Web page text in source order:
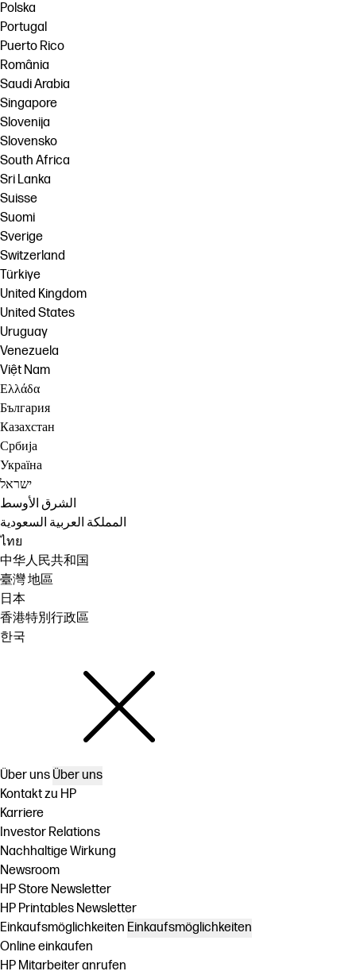
Polska
Portugal
Puerto Rico
România
Saudi Arabia
Singapore
Slovenija
Slovensko
South Africa
Sri Lanka
Suisse
Suomi
Sverige
Switzerland
Türkiye
United Kingdom
United States
Uruguay
Venezuela
Việt Nam
Ελλάδα
България
Казахстан
Србија
Україна
ישראל
الشرق الأوسط
المملكة العربية السعودية
ไทย
中华人民共和国
臺灣 地區
日本
香港特別行政區
한국
Über uns Über uns
Kontakt zu HP
Karriere
Investor Relations
Nachhaltige Wirkung
Newsroom
HP Store Newsletter
HP Printables Newsletter
Einkaufsmöglichkeiten Einkaufsmöglichkeiten
Online einkaufen
HP Mitarbeiter anrufen